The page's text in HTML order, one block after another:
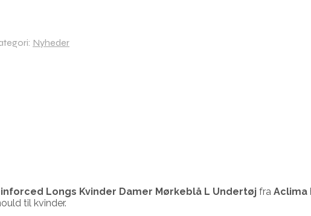
Nyheder
Longs Kvinder Damer Mørkeblå L Undertøj fra Aclima
til kvinder.